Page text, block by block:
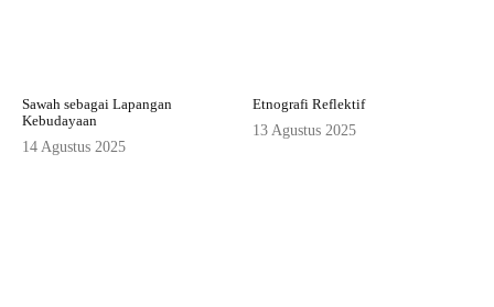
Sawah sebagai Lapangan
Kebudayaan
14 Agustus 2025
Etnografi Reflektif
13 Agustus 2025